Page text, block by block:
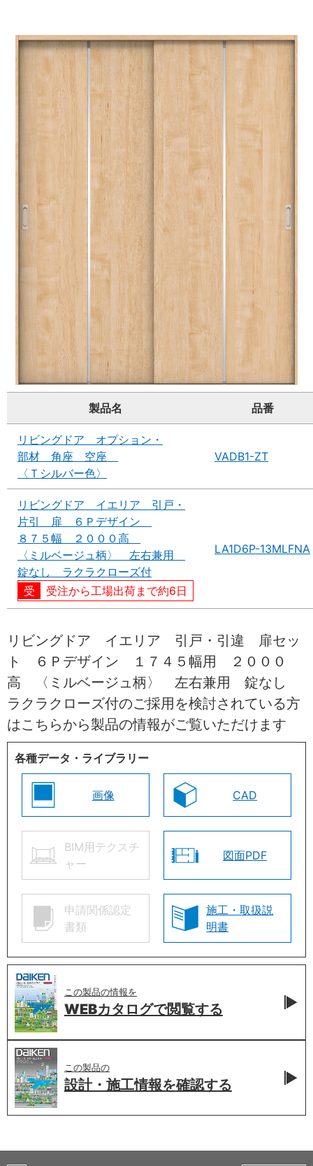
製品名 品番
リビングドア オプション・
部材 角座 空座
〈Ｔシルバー色〉
VADB1-ZT
リビングドア イエリア 引戸・
片引 扉 ６Ｐデザイン
８７５幅 ２０００高
〈ミルベージュ柄〉 左右兼用
錠なし ラクラクローズ付
受注から工場出荷まで約6日
LA1D6P-13MLFNA
リビングドア イエリア 引戸・引違 扉セッ
ト ６Ｐデザイン １７４５幅用 ２０００
高 〈ミルベージュ柄〉 左右兼用 錠なし
ラクラクローズ付のご採用を検討されている方
はこちらから製品の情報がご覧いただけます
各種データ・ライブラリー
画像 CAD
BIM用テクスチ
ャー
図面PDF
申請関係認定
書類
施工・取扱説
明書
この製品の情報を
WEBカタログで閲覧する
この製品の
設計・施工情報を確認する